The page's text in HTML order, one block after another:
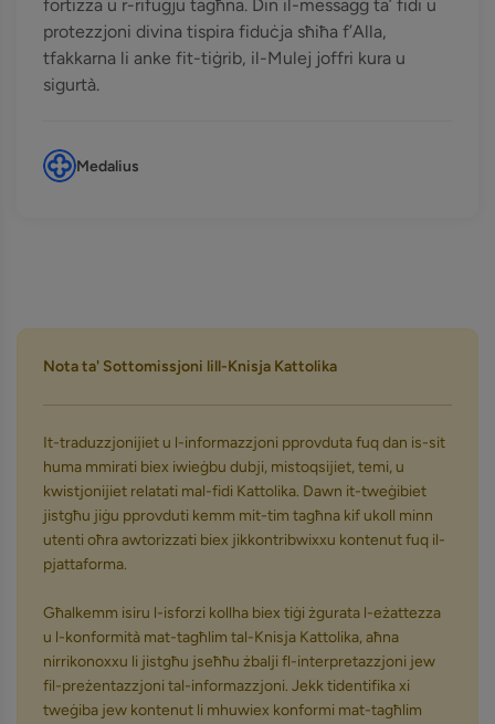
fortizza u r-rifuġju tagħna. Din il-messaġġ ta’ fidi u
protezzjoni divina tispira fiduċja sħiħa f’Alla,
tfakkarna li anke fit-tiġrib, il-Mulej joffri kura u
sigurtà.
Medalius
Nota ta' Sottomissjoni lill-Knisja Kattolika
It-traduzzjonijiet u l-informazzjoni pprovduta fuq dan is-sit
huma mmirati biex iwieġbu dubji, mistoqsijiet, temi, u
kwistjonijiet relatati mal-fidi Kattolika. Dawn it-tweġibiet
jistgħu jiġu pprovduti kemm mit-tim tagħna kif ukoll minn
utenti oħra awtorizzati biex jikkontribwixxu kontenut fuq il-
pjattaforma.
Għalkemm isiru l-isforzi kollha biex tiġi żgurata l-eżattezza
u l-konformità mat-tagħlim tal-Knisja Kattolika, aħna
nirrikonoxxu li jistgħu jseħħu żbalji fl-interpretazzjoni jew
fil-preżentazzjoni tal-informazzjoni. Jekk tidentifika xi
tweġiba jew kontenut li mhuwiex konformi mat-tagħlim